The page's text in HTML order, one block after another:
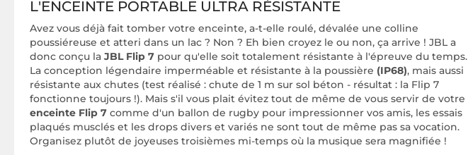
L'ENCEINTE PORTABLE ULTRA RÉSISTANTE
Avez vous déjà fait tomber votre enceinte, a-t-elle roulé, dévalée une colline
poussiéreuse et atteri dans un lac ? Non ? Eh bien croyez le ou non, ça arrive ! JBL a
donc conçu la JBL Flip 7 pour qu'elle soit totalement résistante à l'épreuve du temps.
La conception légendaire imperméable et résistante à la poussière (IP68), mais aussi
résistante aux chutes (test réalisé : chute de 1 m sur sol béton - résultat : la Flip 7
fonctionne toujours !). Mais s'il vous plait évitez tout de même de vous servir de votre
enceinte Flip 7 comme d'un ballon de rugby pour impressionner vos amis, les essais
plaqués musclés et les drops divers et variés ne sont tout de même pas sa vocation.
Organisez plutôt de joyeuses troisièmes mi-temps où la musique sera magnifiée !